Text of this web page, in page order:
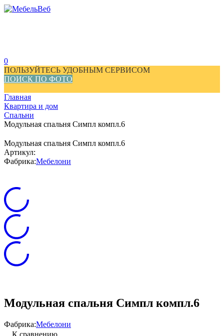
0
ПОЛЬЗУЙТЕСЬ УДОБНЫМ СЕРВИСОМ
ПОИСК ПО ФОТО
Главная
Квартира и дом
Спальни
Модульная спальня Симпл компл.6
Модульная спальня Симпл компл.6
Артикул:
Фабрика:Мебелони
Модульная спальня Симпл компл.6
Фабрика:Мебелони
К сравнению